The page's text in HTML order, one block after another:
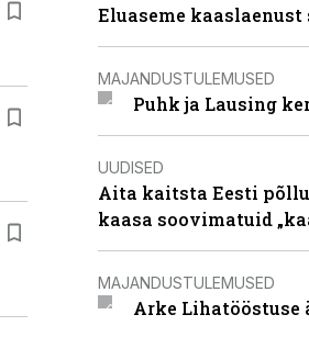
Eluaseme kaaslaenust
MAJANDUSTULEMUSED
Puhk ja Lausing
UUDISED
Aita kaitsta Eesti
kaasa soovimatuid
MAJANDUSTULEMUSED
Arke Lihatööstuse